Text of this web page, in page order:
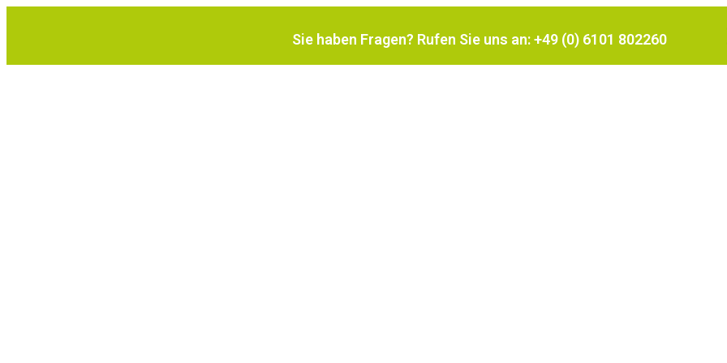
Sie haben Fragen? Rufen Sie uns an: +49 (0) 6101 802260